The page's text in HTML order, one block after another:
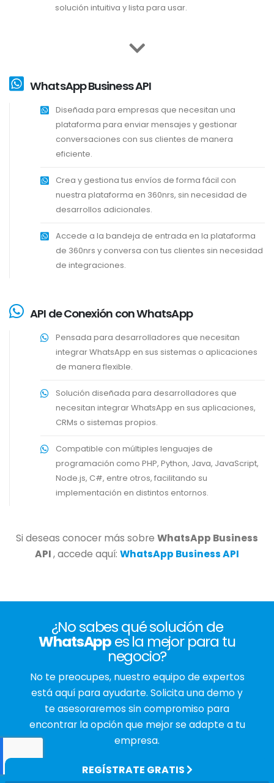
REGÍSTRATE GRATIS
solución intuitiva y lista para usar.
WhatsApp Business API
Diseñada para empresas que necesitan una
plataforma para enviar mensajes y gestionar
conversaciones con sus clientes de manera
eficiente.
Crea y gestiona tus envíos de forma fácil con
nuestra plataforma en 360nrs, sin necesidad de
desarrollos adicionales.
Accede a la bandeja de entrada en la plataforma
de 360nrs y conversa con tus clientes sin necesidad
de integraciones.
API de Conexión con WhatsApp
Pensada para desarrolladores que necesitan
integrar WhatsApp en sus sistemas o aplicaciones
de manera flexible.
Solución diseñada para desarrolladores que
necesitan integrar WhatsApp en sus aplicaciones,
CRMs o sistemas propios.
Compatible con múltiples lenguajes de
programación como PHP, Python, Java, JavaScript,
Node.js, C#, entre otros, facilitando su
implementación en distintos entornos.
Si deseas conocer más sobre WhatsApp Business
API, accede aquí: WhatsApp Business API
¿No sabes qué solución de
WhatsAppes la mejor para tu
negocio?
No te preocupes, nuestro equipo de expertos
está aquí para ayudarte. Solicita una demo y
te asesoraremos sin compromiso para
encontrar la opción que mejor se adapte a tu
empresa.